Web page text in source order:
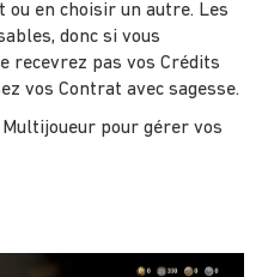
en choisir un autre. Les
donc si vous
recevrez pas vos Crédits
vos Contrat avec sagesse.
pour gérer vos